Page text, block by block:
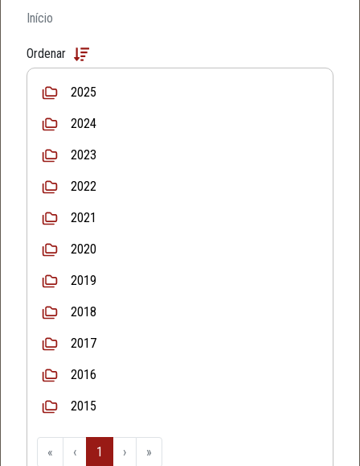
Início
Ordenar
2025
2024
2023
2022
2021
2020
2019
2018
2017
2016
2015
« ‹ 1 › »